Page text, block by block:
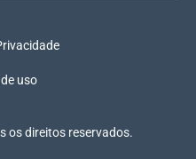
os direitos reservados.
uso